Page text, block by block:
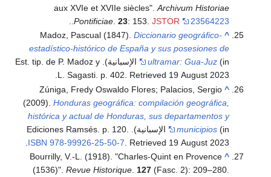
aux XVIe et XVIIe siècles".Archivum Historiae
Pontificiae .23: 153.JSTOR 23564223
.
^
Madoz, Pascual (1847).Diccionario geográfico-
estadístico-histórico de España y sus posesiones de
ultramar: Gua-Juz
(in الإسبانية). Est. tip. de P. Madoz y
L. Sagasti. p. 402 . Retrieved 19 August 2023
^
Zúniga, Fredy Oswaldo Flores; Palacios, Sergio
(2009).Honduras geográfica: compilación geográfica,
histórica y actual de Honduras, sus departamentos y
municipios (in الإسبانية). Ediciones Ramsés. p. 120.
ISBN 978-99926-25-50-7 . Retrieved 19 August 2023
^
Bourrilly, V.-L. (1918). "Charles-Quint en Provence
(1536)".Revue Historique 127 (Fasc. 2): 209–280.